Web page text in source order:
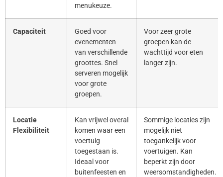
menukeuze.
Capaciteit
Goed voor
evenementen
van verschillende
groottes. Snel
serveren mogelijk
voor grote
groepen.
Voor zeer grote
groepen kan de
wachttijd voor eten
langer zijn.
Locatie
Flexibiliteit
Kan vrijwel overal
komen waar een
voertuig
toegestaan is.
Ideaal voor
buitenfeesten en
Sommige locaties zijn
mogelijk niet
toegankelijk voor
voertuigen. Kan
beperkt zijn door
weersomstandigheden.